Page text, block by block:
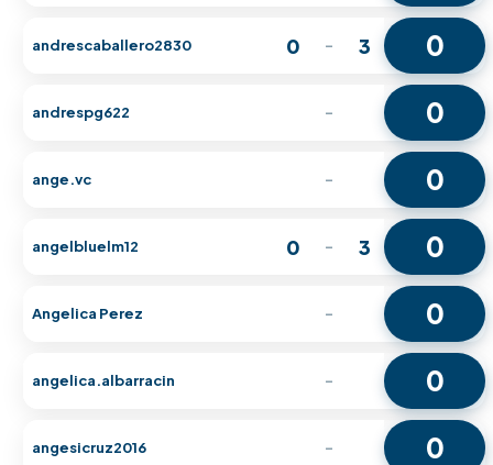
andrescaballero2830 0 - 3 0
andrespg622 - 0
ange.vc - 0
angelbluelm12 0 - 3 0
Angelica Perez - 0
angelica.albarracin - 0
angesicruz2016 - 0